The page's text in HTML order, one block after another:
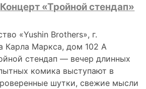
Концерт «Тройной стендап»
«Yushin Brothers», г.
Карла Маркса, дом 102 А
стендап — вечер длинных
комика выступают в
шутки, свежие мысли